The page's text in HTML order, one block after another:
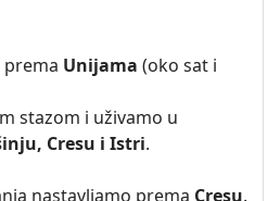
Unijama (oko sat i
stazom i uživamo u
Cresu i Istri.
nastavljamo prema Cresu.